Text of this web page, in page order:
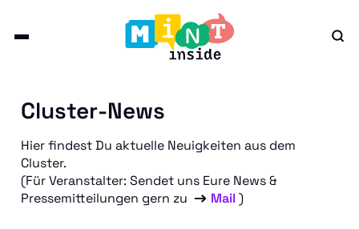
Cluster-News
Hier findest Du aktuelle Neuigkeiten aus dem
Cluster.
(Für Veranstalter: Sendet uns Eure News &
Pressemitteilungen gern zu
Mail )